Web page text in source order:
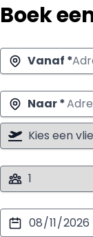
Boek
Vanaf *
Naar *